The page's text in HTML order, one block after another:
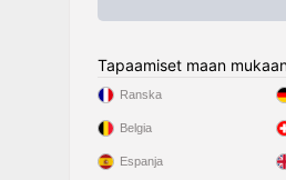
Tapaamiset maan
Ranska
Belgia
Espanja